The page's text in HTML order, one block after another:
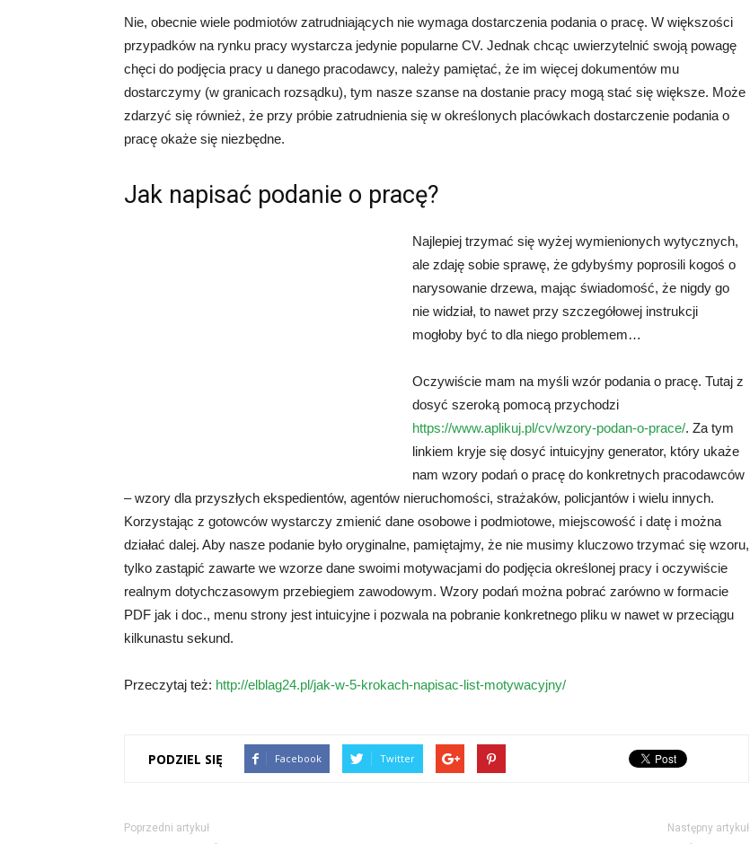
Nie, obecnie wiele podmiotów zatrudniających nie wymaga dostarczenia podania o pracę. W większości
przypadków na rynku pracy wystarcza jedynie popularne CV. Jednak chcąc uwierzytelnić swoją powagę
chęci do podjęcia pracy u danego pracodawcy, należy pamiętać, że im więcej dokumentów mu
dostarczymy (w granicach rozsądku), tym nasze szanse na dostanie pracy mogą stać się większe. Może
zdarzyć się również, że przy próbie zatrudnienia się w określonych placówkach dostarczenie podania o
pracę okaże się niezbędne.
Jak napisać podanie o pracę?
Najlepiej trzymać się wyżej wymienionych wytycznych,
ale zdaję sobie sprawę, że gdybyśmy poprosili kogoś o
narysowanie drzewa, mając świadomość, że nigdy go
nie widział, to nawet przy szczegółowej instrukcji
mogłoby być to dla niego problemem…
Oczywiście mam na myśli wzór podania o pracę. Tutaj z
dosyć szeroką pomocą przychodzi
https://www.aplikuj.pl/cv/wzory-podan-o-prace/. Za tym
linkiem kryje się dosyć intuicyjny generator, który ukaże
nam wzory podań o pracę do konkretnych pracodawców
– wzory dla przyszłych ekspedientów, agentów nieruchomości, strażaków, policjantów i wielu innych.
Korzystając z gotowców wystarczy zmienić dane osobowe i podmiotowe, miejscowość i datę i można
działać dalej. Aby nasze podanie było oryginalne, pamiętajmy, że nie musimy kluczowo trzymać się wzoru,
tylko zastąpić zawarte we wzorze dane swoimi motywacjami do podjęcia określonej pracy i oczywiście
realnym dotychczasowym przebiegiem zawodowym. Wzory podań można pobrać zarówno w formacie
PDF jak i doc., menu strony jest intuicyjne i pozwala na pobranie konkretnego pliku w nawet w przeciągu
kilkunastu sekund.
Przeczytaj też: http://elblag24.pl/jak-w-5-krokach-napisac-list-motywacyjny/
PODZIEL SIĘ Facebook Twitter
Poprzedni artykuł Następny artykuł